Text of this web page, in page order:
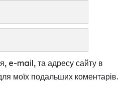
e-mail, та адресу сайту в
моїх подальших коментарів.